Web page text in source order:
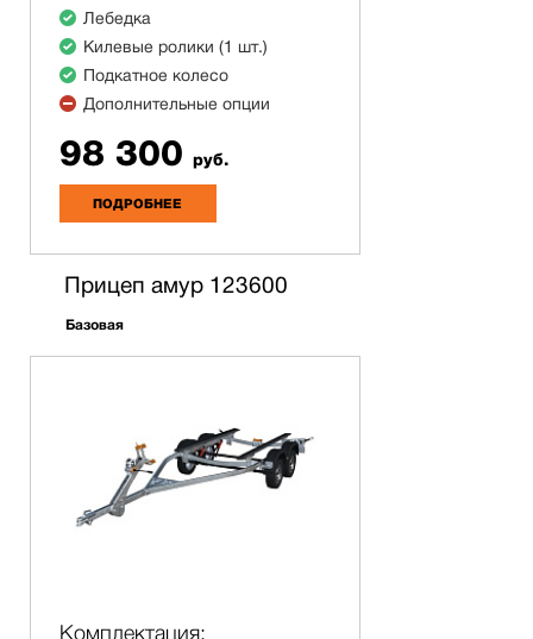
Лебедка
Килевые ролики (1 шт.)
Подкатное колесо
Дополнительные опции
98 300 руб.
ПОДРОБНЕЕ
Прицеп амур 123600
Базовая
Комплектация: